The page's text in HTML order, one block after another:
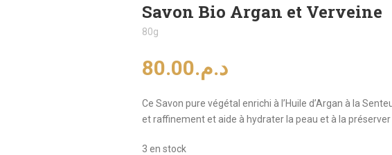
Savon Bio Argan et Verveine
80g
د.م.80.00
Ce Savon pure végétal enrichi à l’Huile d’Argan à la
et raffinement et aide à hydrater la peau et à la
3 en stock